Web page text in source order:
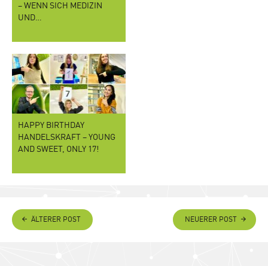
– WENN SICH MEDIZIN
UND…
HAPPY BIRTHDAY
HANDELSKRAFT – YOUNG
AND SWEET, ONLY 17!
ÄLTERER POST NEUERER POST